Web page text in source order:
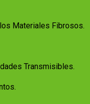
Materiales Fibrosos.
Transmisibles.